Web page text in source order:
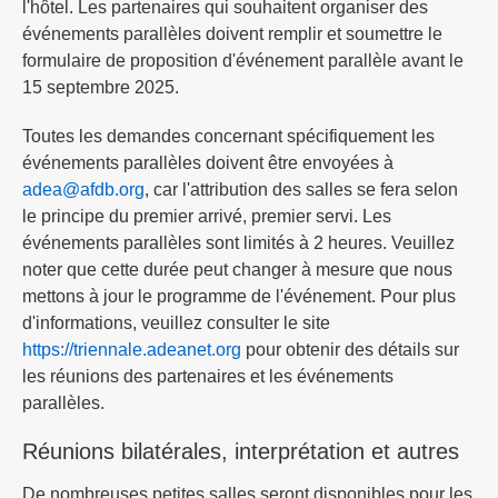
l'hôtel. Les partenaires qui souhaitent organiser des
événements parallèles doivent remplir et soumettre le
formulaire de proposition d'événement parallèle avant le
15 septembre 2025.
Toutes les demandes concernant spécifiquement les
événements parallèles doivent être envoyées à
adea@afdb.org, car l'attribution des salles se fera selon
le principe du premier arrivé, premier servi. Les
événements parallèles sont limités à 2 heures. Veuillez
noter que cette durée peut changer à mesure que nous
mettons à jour le programme de l'événement. Pour plus
d'informations, veuillez consulter le site
https://triennale.adeanet.org pour obtenir des détails sur
les réunions des partenaires et les événements
parallèles.
Réunions bilatérales, interprétation et autres
De nombreuses petites salles seront disponibles pour les